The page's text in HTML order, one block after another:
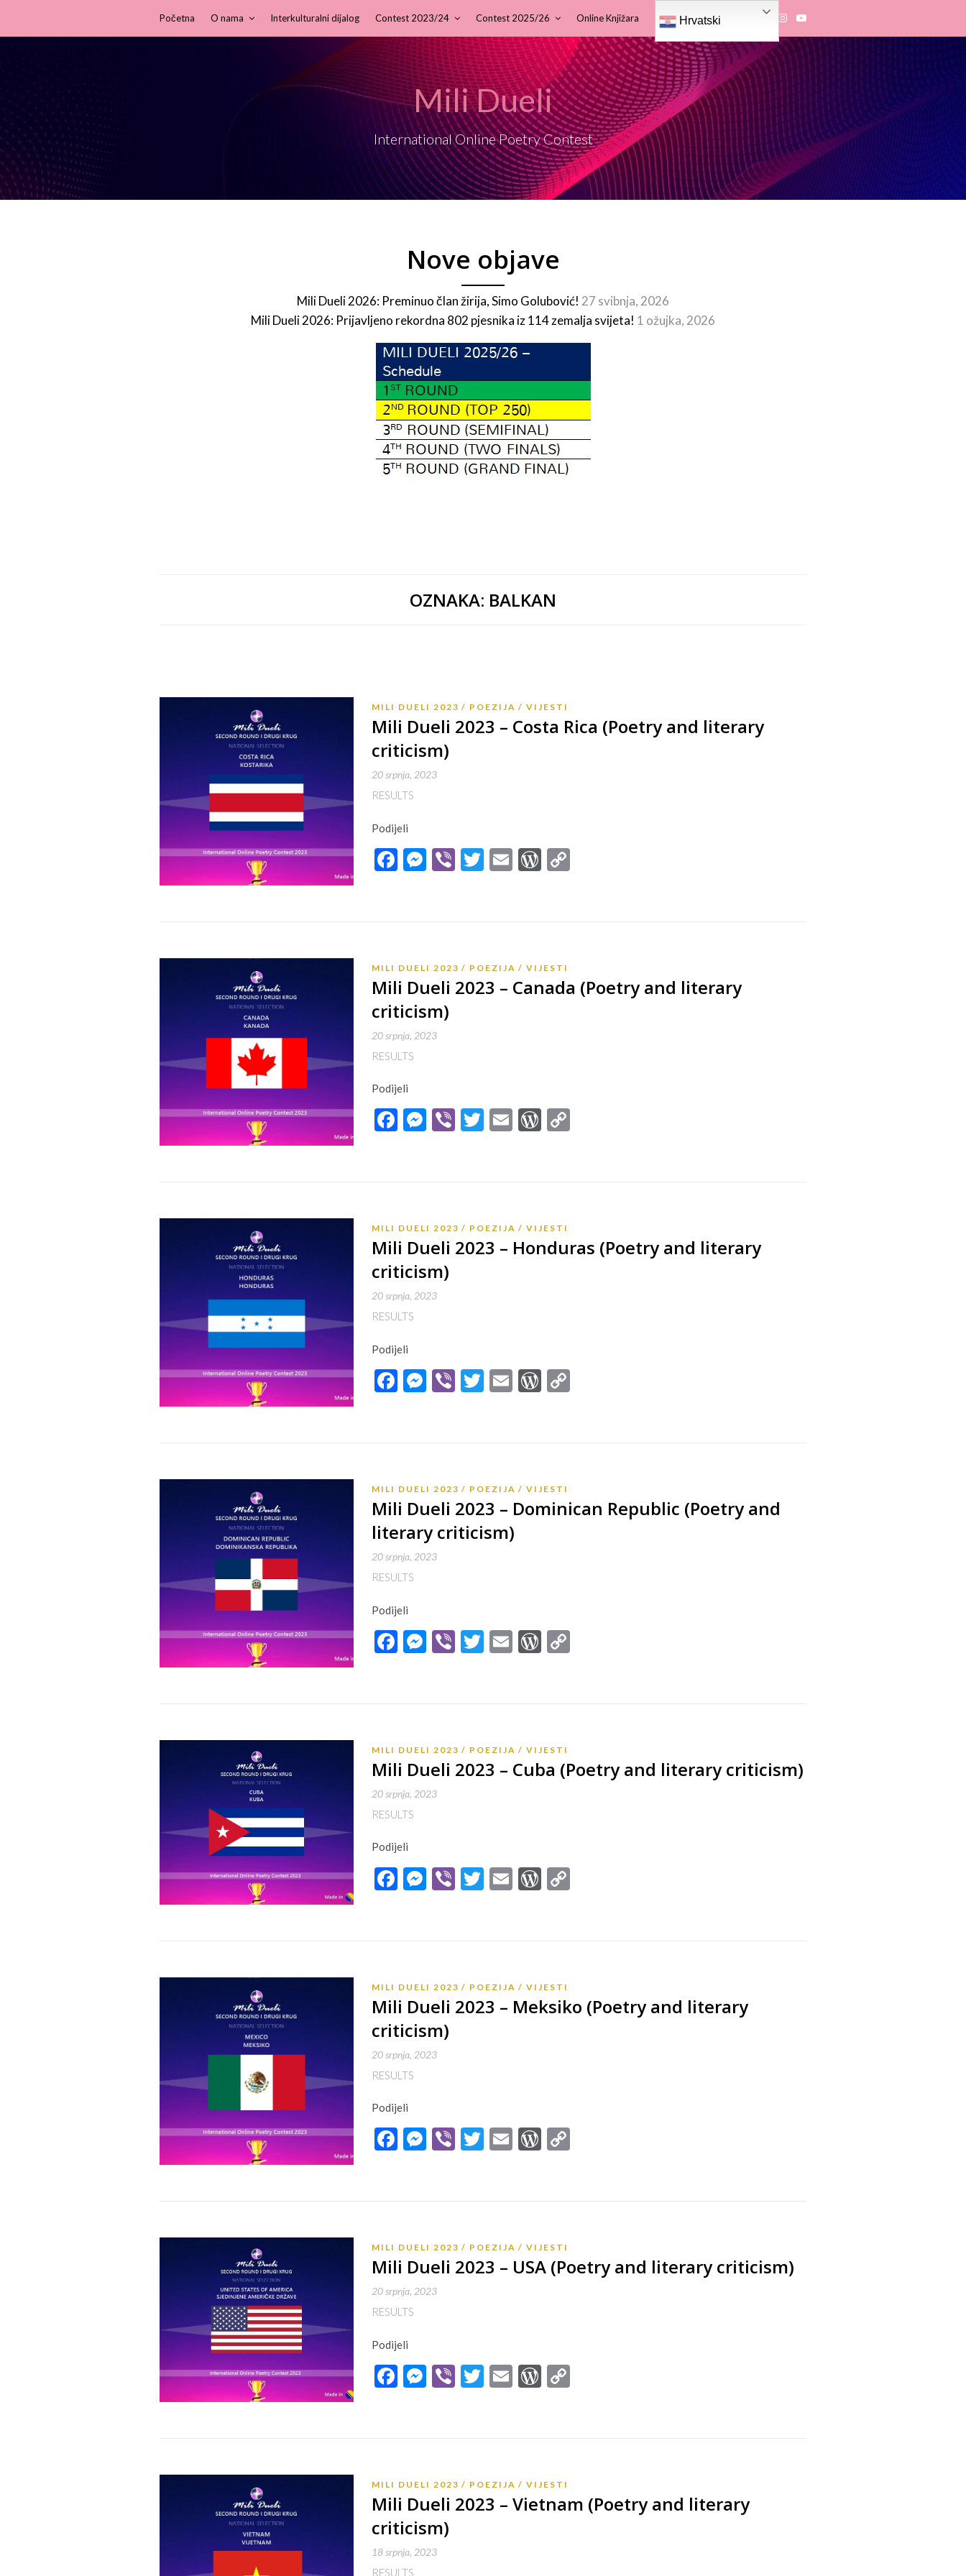
Početna O nama Interkulturalni dijalog Contest 2023/24 Contest 2025/26 Online Knjižara Hrvatski
Mili Dueli
International Online Poetry Contest
Nove objave
Mili Dueli 2026: Preminuo član žirija, Simo Golubović! 27 svibnja, 2026
Mili Dueli 2026: Prijavljeno rekordna 802 pjesnika iz 114 zemalja svijeta! 1 ožujka, 2026
OZNAKA: BALKAN
MILI DUELI 2023 POEZIJA VIJESTI
Mili Dueli 2023 – Costa Rica (Poetry and literary
criticism)
20 srpnja, 2023
RESULTS
Podijeli
Facebook
Messenger
ViberTwitter
EmailWordPress
MILI DUELI 2023 POEZIJA VIJESTI
Mili Dueli 2023 – Canada (Poetry and literary
criticism)
20 srpnja, 2023
RESULTS
Podijeli
Facebook
Messenger
ViberTwitter
EmailWordPress
MILI DUELI 2023 POEZIJA VIJESTI
Mili Dueli 2023 – Honduras (Poetry and literary
criticism)
20 srpnja, 2023
RESULTS
Podijeli
Facebook
Messenger
ViberTwitter
EmailWordPress
MILI DUELI 2023 POEZIJA VIJESTI
Mili Dueli 2023 – Dominican Republic (Poetry and
literary criticism)
20 srpnja, 2023
RESULTS
Podijeli
Facebook
Messenger
ViberTwitter
EmailWordPress
MILI DUELI 2023 POEZIJA VIJESTI
Mili Dueli 2023 – Cuba (Poetry and literary criticism)
20 srpnja, 2023
RESULTS
Podijeli
Facebook
Messenger
ViberTwitter
EmailWordPress
MILI DUELI 2023 POEZIJA VIJESTI
Mili Dueli 2023 – Meksiko (Poetry and literary
criticism)
20 srpnja, 2023
RESULTS
Podijeli
Facebook
Messenger
ViberTwitter
EmailWordPress
MILI DUELI 2023 POEZIJA VIJESTI
Mili Dueli 2023 – USA (Poetry and literary criticism)
20 srpnja, 2023
RESULTS
Podijeli
Facebook
Messenger
ViberTwitter
EmailWordPress
MILI DUELI 2023 POEZIJA VIJESTI
Mili Dueli 2023 – Vietnam (Poetry and literary
criticism)
18 srpnja, 2023
RESULTS